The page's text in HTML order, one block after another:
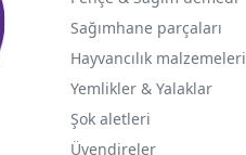
Sağımhane parçaları
Hayvancılık malzemeleri
Yemlikler & Yalaklar
Şok aletleri
Üvendireler